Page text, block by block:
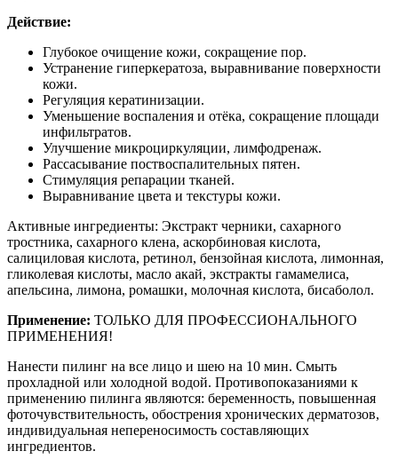
Действие:
Глубокое очищение кожи, сокращение пор.
Устранение гиперкератоза, выравнивание поверхности
кожи.
Регуляция кератинизации.
Уменьшение воспаления и отёка, сокращение площади
инфильтратов.
Улучшение микроциркуляции, лимфодренаж.
Рассасывание поствоспалительных пятен.
Стимуляция репарации тканей.
Выравнивание цвета и текстуры кожи.
Активные ингредиенты: Экстракт черники, сахарного
тростника, сахарного клена, аскорбиновая кислота,
салициловая кислота, ретинол, бензойная кислота, лимонная,
гликолевая кислоты, масло акай, экстракты гамамелиса,
апельсина, лимона, ромашки, молочная кислота, бисаболол.
Применение: ТОЛЬКО ДЛЯ ПРОФЕССИОНАЛЬНОГО
ПРИМЕНЕНИЯ!
Нанести пилинг на все лицо и шею на 10 мин. Смыть
прохладной или холодной водой. Противопоказаниями к
применению пилинга являются: беременность, повышенная
фоточувствительность, обострения хронических дерматозов,
индивидуальная непереносимость составляющих
ингредиентов.